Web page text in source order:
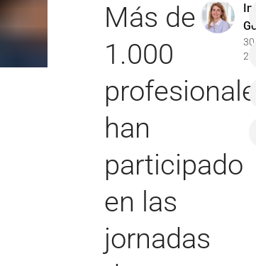
Más de
1.000
han
participado
en las
jornadas
30